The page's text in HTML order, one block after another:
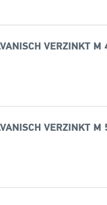
VERZINKT M
VERZINKT M